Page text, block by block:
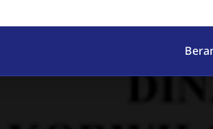
Kec. Lumbir,